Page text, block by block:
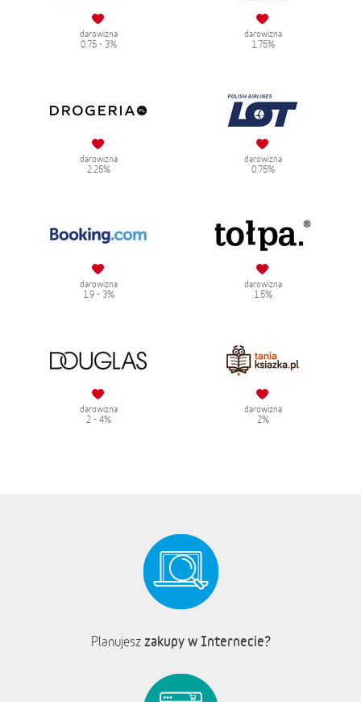
darowizna
0.75 - 3%
darowizna
1.75%
darowizna
2.25%
darowizna
0.75%
darowizna
1.9 - 3%
darowizna
1.5%
darowizna
2 - 4%
darowizna
2%
Planujesz zakupy w Internecie?